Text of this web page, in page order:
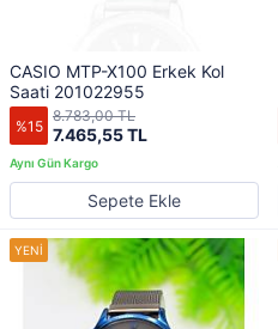
CASIO MTP-X100 Erkek Kol
Saati 201022955
%15 7.465,55 TL
8.783,00 TL
Sepete Ekle